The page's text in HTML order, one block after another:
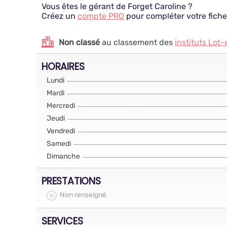
Vous êtes le gérant de Forget Caroline ?
Créez un compte PRO pour compléter votre
Non classé au classement des instituts Lot-
HORAIRES
Lundi
Mardi
Mercredi
Jeudi
Vendredi
Samedi
Dimanche
PRESTATIONS
Non renseigné
SERVICES